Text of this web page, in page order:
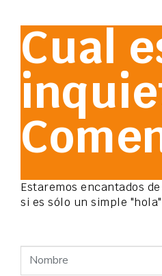
Cual
Estaremos encantados
si es sólo un simple "hola"